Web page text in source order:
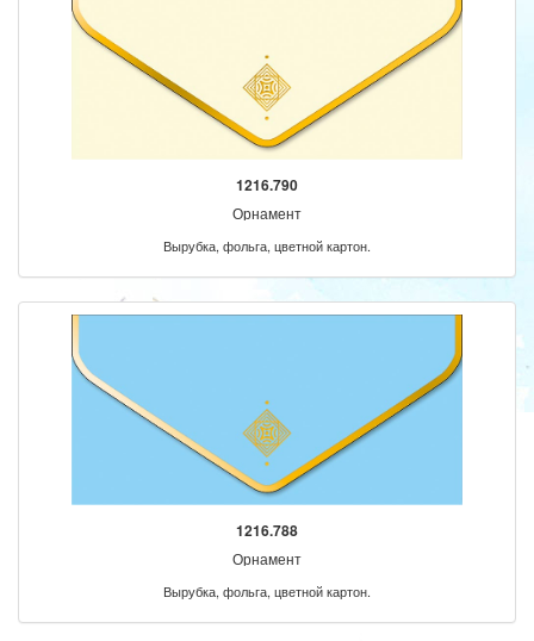
1216.790
Орнамент
Вырубка, фольга, цветной картон.
1216.788
Орнамент
Вырубка, фольга, цветной картон.